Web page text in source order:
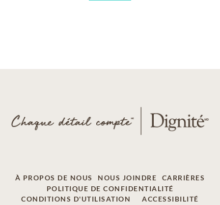
À PROPOS DE NOUS NOUS JOINDRE
CARRIÈRES
POLITIQUE DE CONFIDENTIALITÉ
CONDITIONS D'UTILISATION
ACCESSIBILITÉ